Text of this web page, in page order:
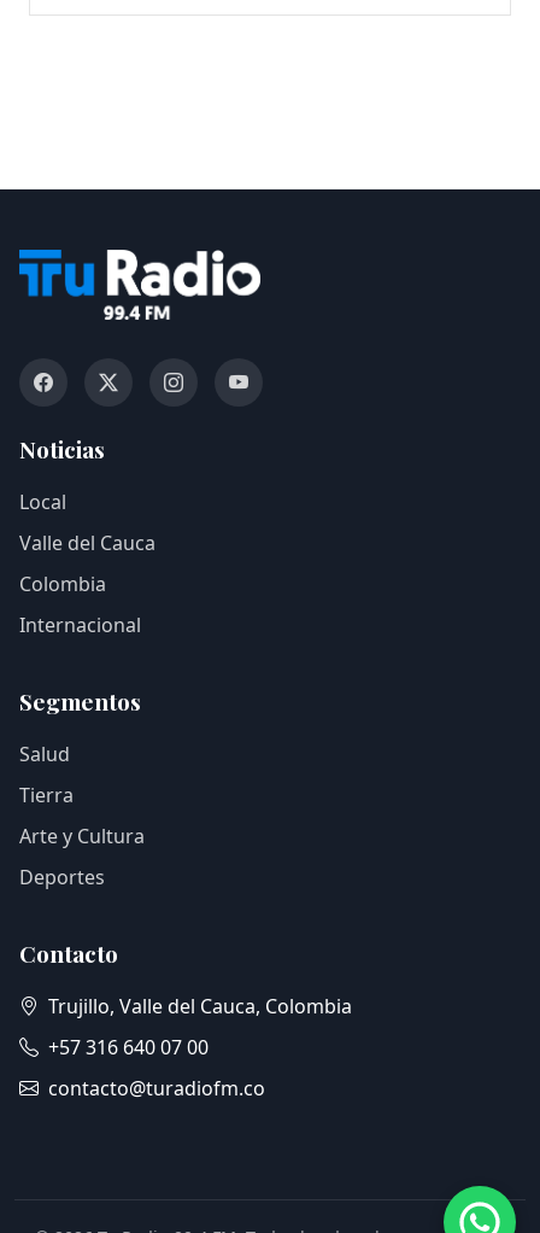
Noticias
Local
Valle del Cauca
Colombia
Internacional
Segmentos
Salud
Tierra
Arte y Cultura
Deportes
Contacto
Trujillo, Valle del Cauca, Colombia
+57 316 640 07 00
contacto@turadiofm.co